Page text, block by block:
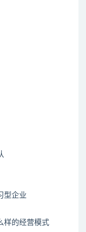
型企业
样的经营模式